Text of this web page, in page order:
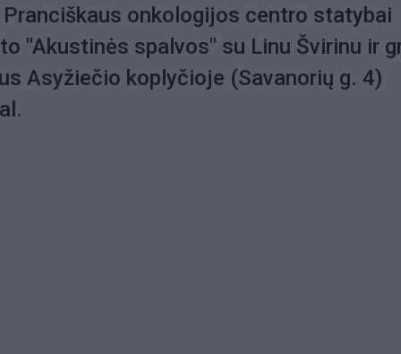
Pranciškaus onkologijos centro statybai
"Akustinės spalvos" su Linu Švirinu ir
Asyžiečio koplyčioje (Savanorių g. 4)